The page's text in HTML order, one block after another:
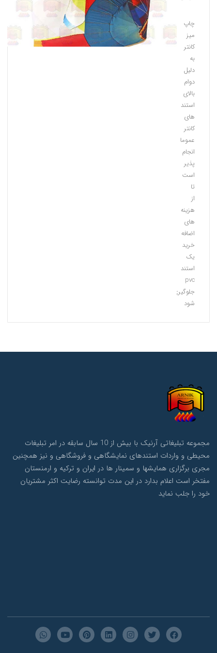
چاپ
میز
کانتر
به
دلیل
دوام
بالای
استند
های
کانتر
عموما
انجام
پذیر
است
تا
از
هزینه
های
اضافه
خرید
یک
استند
pvc
جلوگیری
شود
مجموعه تبلیغاتی آرنیک با بیش از 10 سال سابقه در امر تبلیغات
محیطی و واردات استندهای نمایشگاهی و فروشگاهی و نیز همچنین
مجری برگزاری همایشها و سمینار ها در ایران و ترکیه و ارمنستان
مفتخر است اعلام بدارد در این مدت توانسته رضایت اکثر مشتریان
خود را جلب نماید